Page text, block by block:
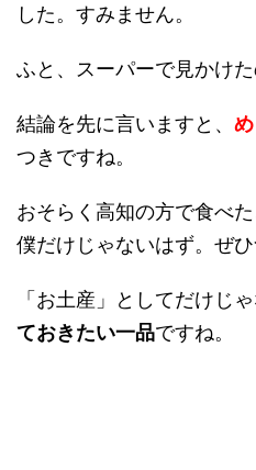
した。すみません。
ふと、スーパーで見かけた
結論を先に言いますと、
つきですね。
おそらく高知の方で食べ
僕だけじゃないはず。ぜ
「お土産」としてだけじゃ
ておきたい一品ですね。